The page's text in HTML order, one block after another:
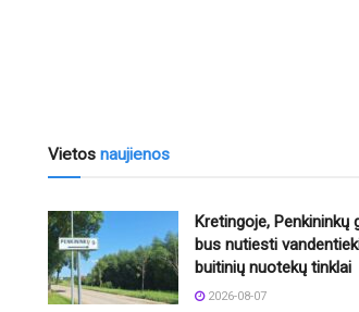
Vietos naujienos
Kretingoje, Penkininkų
bus nutiesti
buitinių nuotekų tinklai
2026-08-07